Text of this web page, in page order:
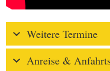
Weitere Termine
Anreise &